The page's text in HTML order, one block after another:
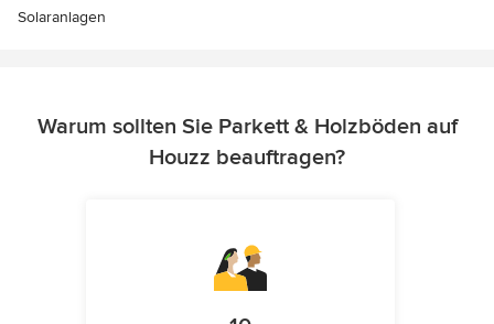
Solaranlagen
Warum sollten Sie Parkett & Holzböden auf
Houzz beauftragen?